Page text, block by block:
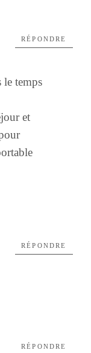
le temps
et
RÉPONDRE
RÉPONDRE
RÉPONDRE